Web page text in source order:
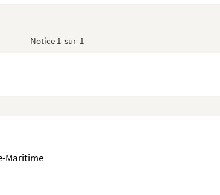
Notice 1 sur 1
Maritime
ou présentés au Puy des Pali...